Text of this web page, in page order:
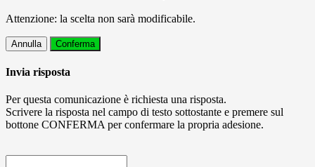
Attenzione: la scelta non sarà modificabile.
Annulla Conferma
Invia risposta
Per questa comunicazione è richiesta una risposta.
Scrivere la risposta nel campo di testo sottostante e premere sul
bottone CONFERMA per confermare la propria adesione.